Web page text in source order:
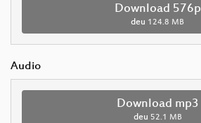
Download 576p
deu 124.8 MB
Audio
Download mp3
deu 52.1 MB